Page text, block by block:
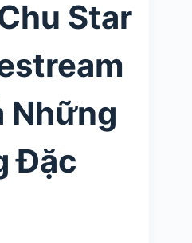
Star
Những
Đặc